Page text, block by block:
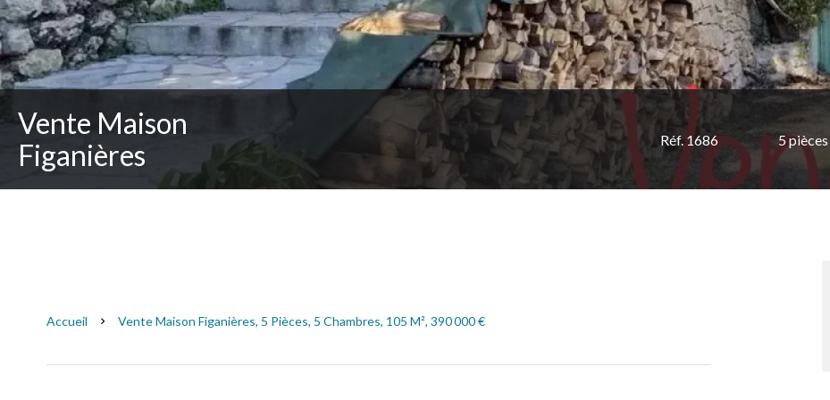
Vente Maison
Figanières
Réf. 1686 5 pièces
Accueil Vente Maison Figanières, 5 Pièces, 5 Chambres, 105 M², 390 000 €